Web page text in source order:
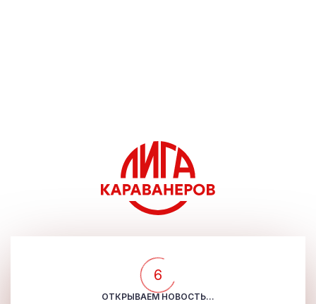
5
ОТКРЫВАЕМ НОВОСТЬ...